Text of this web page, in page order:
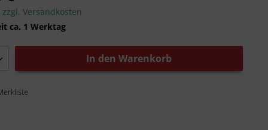
zzgl. Versandkosten
ca. 1 Werktag
In den Warenkorb